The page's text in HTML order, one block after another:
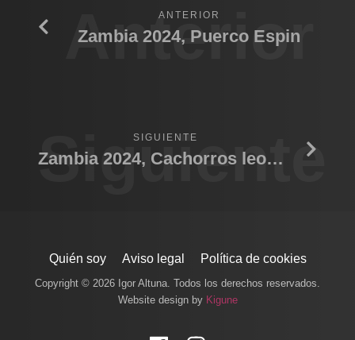
Anterior
ANTERIOR
Zambia 2024, Puerco Espin
Siguiente
SIGUIENTE
Zambia 2024, Cachorros leones noche
Quién soy Aviso legal Política de cookies
Copyright © 2026 Igor Altuna. Todos los derechos reservados.
Website design by Kigune